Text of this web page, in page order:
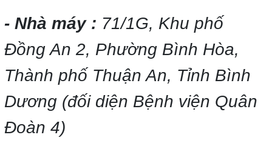
- Nhà máy : 71/1G, Khu phố
Đồng An 2, Phường Bình Hòa,
Thành phố Thuận An, Tỉnh Bình
Dương (đối diện Bệnh viện Quân
Đoàn 4)